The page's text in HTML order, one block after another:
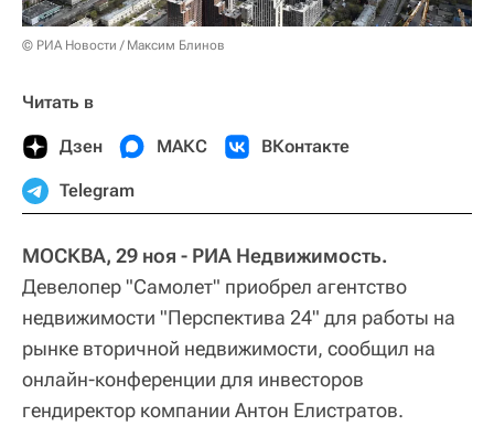
© РИА Новости / Максим Блинов
Читать в
Дзен МАКС ВКонтакте
Telegram
МОСКВА, 29 ноя - РИА Недвижимость.
Девелопер "Самолет" приобрел агентство
недвижимости "Перспектива 24" для работы на
рынке вторичной недвижимости, сообщил на
онлайн-конференции для инвесторов
гендиректор компании Антон Елистратов.